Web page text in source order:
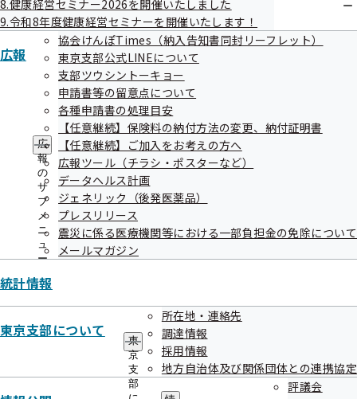
ー
8.健康経営セミナー2026を開催いたしました
9.令和8年度健康経営セミナーを開催いたします！
広報
広
報
の
サ
ブ
メ
ニ
ュ
ー
協会けんぽTimes（納入告知書同封リーフレット）
東京支部公式LINEについて
支部ツウシントーキョー
申請書等の留意点について
各種申請書の処理目安
【任意継続】保険料の納付方法の変更、納付証明書
【任意継続】ご加入をお考えの方へ
広報ツール（チラシ・ポスターなど）
データヘルス計画
ジェネリック（後発医薬品）
プレスリリース
震災に係る医療機関等における一部負担金の免除について
メールマガジン
統計情報
東京支部について
東
京
支
部
所在地・連絡先
調達情報
採用情報
地方自治体及び関係団体との連携協定
評議会
連絡先・アクセス
本部所在地 都道府県支部所在地
給付と手続き 申請書
健康づくり 協会けんぽについて
情報公開
採用 よくあるご質問
用語集
リンクこのWEBサイトについてアクセシビリティポリシー
サイトマップ
全国健康保険協会
Copyright ©Japan Health Insurance Association. All Rights Reserved.